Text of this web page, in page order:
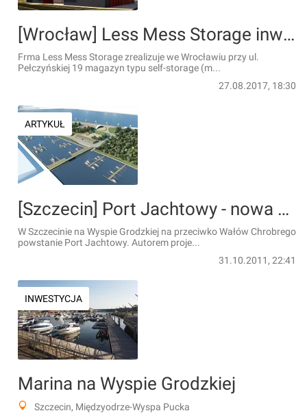
[Wrocław] Less Mess Storage inwestuje we Wrocławiu
Frma Less Mess Storage zrealizuje we Wrocławiu przy ul.
Pełczyńskiej 19 magazyn typu self-storage (m...
27.08.2017, 18:30
ARTYKUŁ
[Szczecin] Port Jachtowy - nowa wizytówka miasta
W Szczecinie na Wyspie Grodzkiej na przeciwko Wałów Chrobrego
powstanie Port Jachtowy. Autorem proje...
31.10.2011, 22:41
INWESTYCJA
Marina na Wyspie Grodzkiej
Szczecin, Międzyodrze-Wyspa Pucka